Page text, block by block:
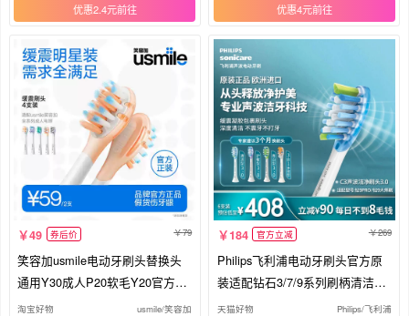
优惠2.4元 优惠4元
49 券后价 79
笑容加usmile电动牙刷头替换头
通用Y30成人P20软毛Y20官方P1
0适配
淘宝好物 usmile/笑容加
184 官方立减 269
Philips飞利浦电动牙刷头官方原
装适配钻石3/7/9系列刷柄清洁护
龈
天猫好物 Philips/飞利浦